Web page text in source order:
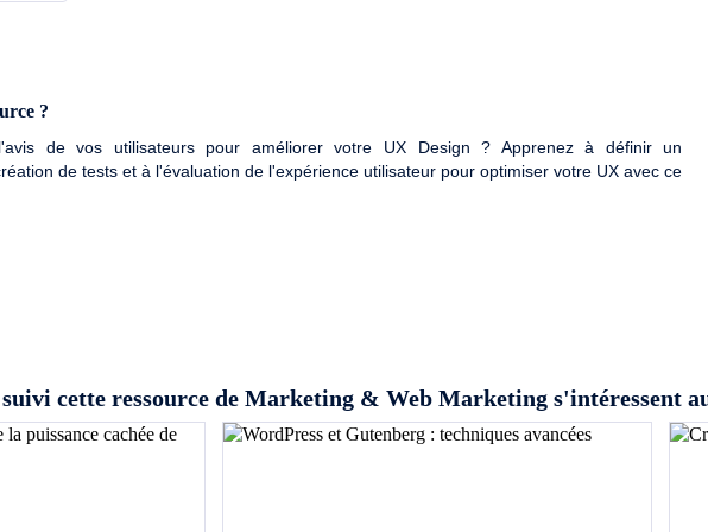
?
de vos utilisateurs pour améliorer votre UX Design ? Apprenez à définir un
de tests et à l'évaluation de l'expérience utilisateur pour optimiser votre UX avec ce
cette ressource de Marketing & Web Marketing s'intéressent